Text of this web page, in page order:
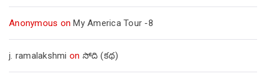
Anonymous onMy America Tour -8
j. ramalakshmi on సోది (కథ)